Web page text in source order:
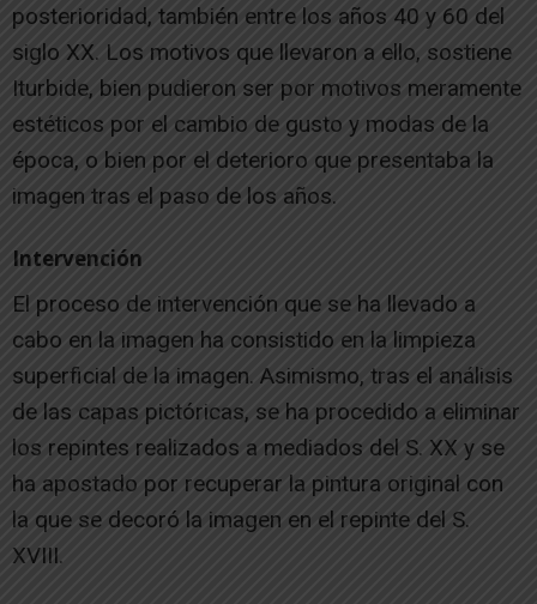
posterioridad, también entre los años 40 y 60 del
siglo XX. Los motivos que llevaron a ello, sostiene
Iturbide, bien pudieron ser por motivos meramente
estéticos por el cambio de gusto y modas de la
época, o bien por el deterioro que presentaba la
imagen tras el paso de los años.
Intervención
El proceso de intervención que se ha llevado a
cabo en la imagen ha consistido en la limpieza
superficial de la imagen. Asimismo, tras el análisis
de las capas pictóricas, se ha procedido a eliminar
los repintes realizados a mediados del S. XX y se
ha apostado por recuperar la pintura original con
la que se decoró la imagen en el repinte del S.
XVIII.